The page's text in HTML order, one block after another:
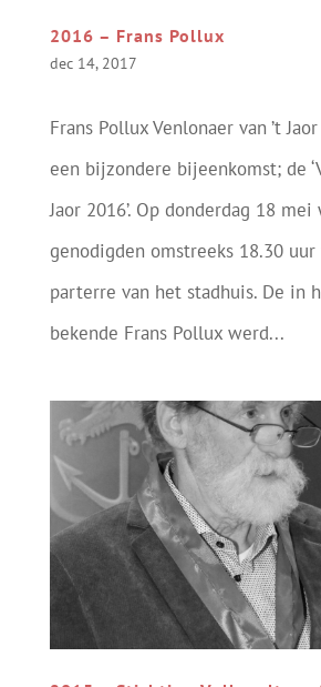
2016 – Frans Pollux
dec 14, 2017
Frans Pollux Venlonaer van ’t
een bijzondere bijeenkomst; de
Jaor 2016’. Op donderdag 18
genodigden omstreeks 18.30
parterre van het stadhuis. De in
bekende Frans Pollux werd...